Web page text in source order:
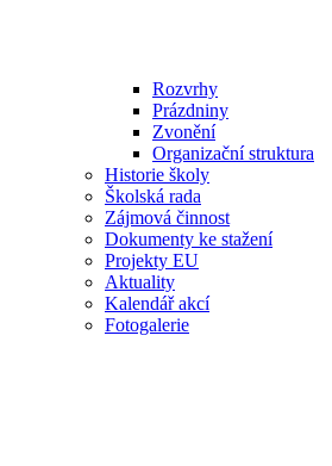
Rozvrhy
Prázdniny
Zvonění
Organizační struktura
Historie školy
Školská rada
Zájmová činnost
Dokumenty ke stažení
Projekty EU
Aktuality
Kalendář akcí
Fotogalerie